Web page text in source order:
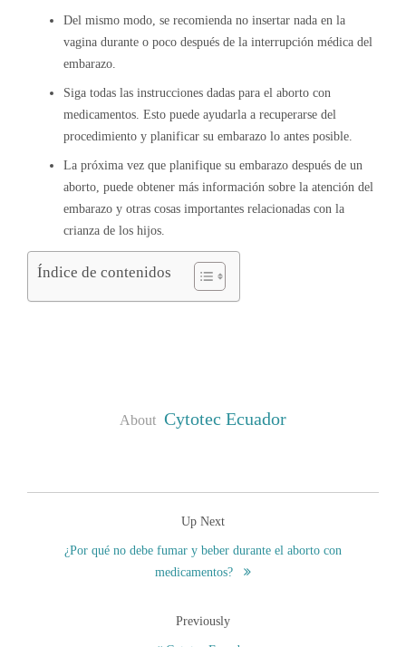
Del mismo modo, se recomienda no insertar nada en la
vagina durante o poco después de la interrupción médica del
embarazo.
Siga todas las instrucciones dadas para el aborto con
medicamentos. Esto puede ayudarla a recuperarse del
procedimiento y planificar su embarazo lo antes posible.
La próxima vez que planifique su embarazo después de un
aborto, puede obtener más información sobre la atención del
embarazo y otras cosas importantes relacionadas con la
crianza de los hijos.
Índice de contenidos
About Cytotec Ecuador
Up Next
¿Por qué no debe fumar y beber durante el aborto con
medicamentos?
Previously